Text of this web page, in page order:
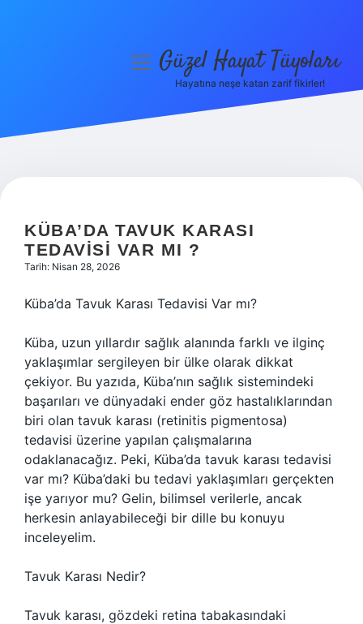
Hakkımızda
menüyüGüzel Hayat Tüyoları
Hayatına neşe katan zarif fikirler!
KÜBA’DA TAVUK KARASI
TEDAVISI VAR MI ?
Tarih: Nisan 28, 2026
Küba’da Tavuk Karası Tedavisi Var mı?
Küba, uzun yıllardır sağlık alanında farklı ve ilginç
yaklaşımlar sergileyen bir ülke olarak dikkat
çekiyor. Bu yazıda, Küba’nın sağlık sistemindeki
başarıları ve dünyadaki ender göz hastalıklarından
biri olan tavuk karası (retinitis pigmentosa)
tedavisi üzerine yapılan çalışmalarına
odaklanacağız. Peki, Küba’da tavuk karası tedavisi
var mı? Küba’daki bu tedavi yaklaşımları gerçekten
işe yarıyor mu? Gelin, bilimsel verilerle, ancak
herkesin anlayabileceği bir dille bu konuyu
inceleyelim.
Tavuk Karası Nedir?
Tavuk karası, gözdeki retina tabakasındaki